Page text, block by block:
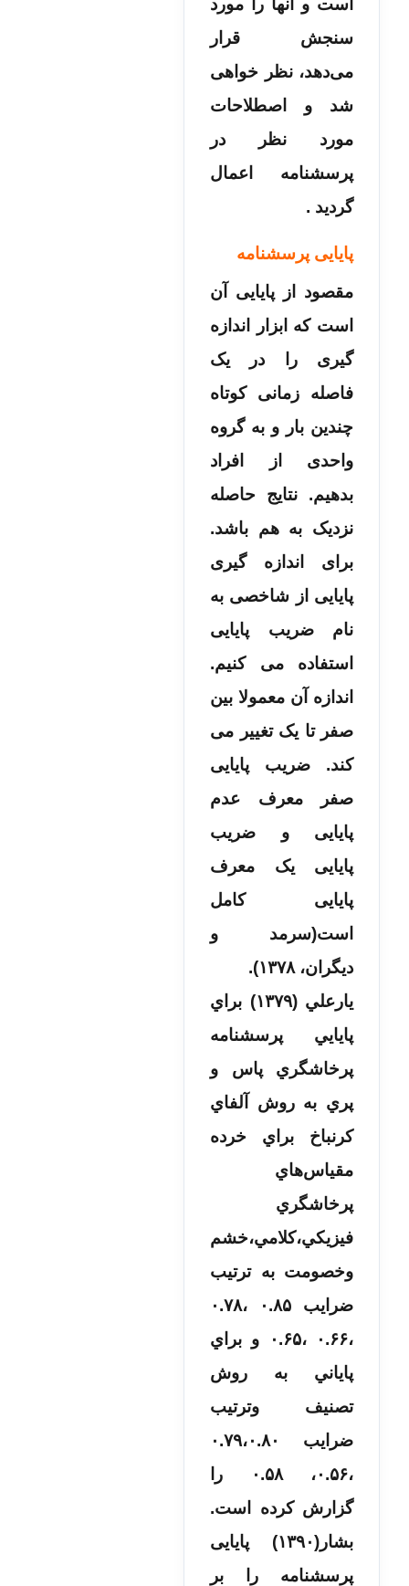
است و آنها را مورد
سنجش قرار
می‌دهد، نظر خواهی
شد و اصطلاحات
مورد نظر در
پرسشنامه اعمال
گردید .
پایایی پرسشنامه
مقصود از پایایی آن
است که ابزار اندازه
گیری را در یک
فاصله زمانی کوتاه
چندین بار و به گروه
واحدی از افراد
بدهیم. نتایج حاصله
نزدیک به هم باشد.
برای اندازه گیری
پایایی از شاخصی به
نام ضریب پایایی
استفاده می کنیم.
اندازه آن معمولا بین
صفر تا یک تغییر می
کند. ضریب پایایی
صفر معرف عدم
پایایی و ضریب
پایایی یک معرف
پایایی کامل
است(سرمد و
دیگران، ۱۳۷۸).
يارعلي (۱۳۷۹) براي
پايايي پرسشنامه
پرخاشگري پاس و
پري به روش آلفاي
کرنباخ براي خرده
مقياس‌هاي
پرخاشگري
فيزيکي،کلامي،خشم
وخصومت به ترتيب
ضرايب ۰.۸۵ ،۰.۷۸
،۰.۶۶ ،۰.۶۵ و براي
پاياني به روش
تصنيف وترتيب
ضرايب ۰.۷۹،۰.۸۰
،۰.۵۶، ۰.۵۸ را
گزارش کرده است.
بشار(۱۳۹۰) پایایی
پرسشنامه را بر